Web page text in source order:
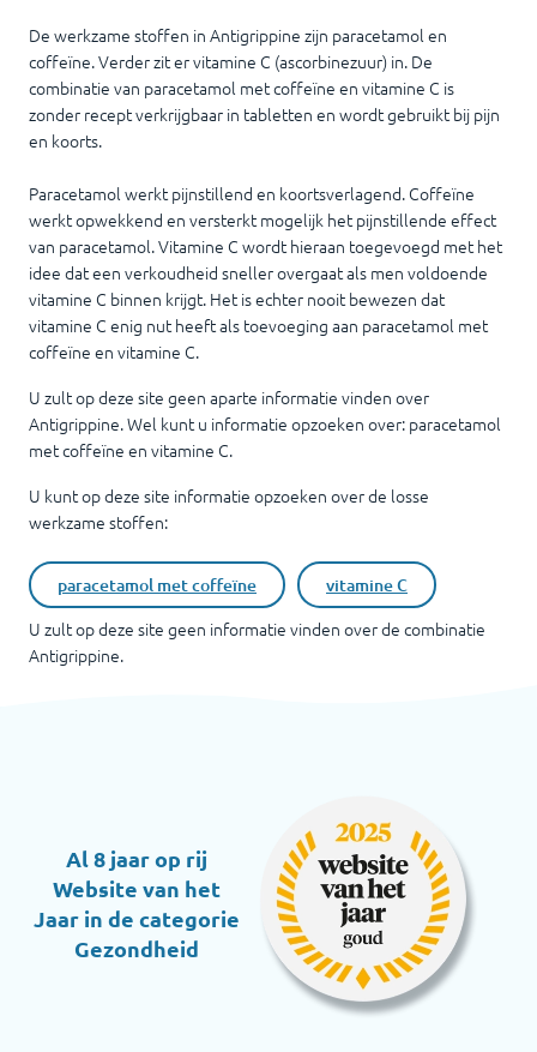
De werkzame stoffen in Antigrippine zijn paracetamol en
coffeïne. Verder zit er vitamine C (ascorbinezuur) in. De
combinatie van paracetamol met coffeïne en vitamine C is
zonder recept verkrijgbaar in tabletten en wordt gebruikt bij pijn
en koorts.
Paracetamol werkt pijnstillend en koortsverlagend. Coffeïne
werkt opwekkend en versterkt mogelijk het pijnstillende effect
van paracetamol. Vitamine C wordt hieraan toegevoegd met het
idee dat een verkoudheid sneller overgaat als men voldoende
vitamine C binnen krijgt. Het is echter nooit bewezen dat
vitamine C enig nut heeft als toevoeging aan paracetamol met
coffeïne en vitamine C.
U zult op deze site geen aparte informatie vinden over
Antigrippine. Wel kunt u informatie opzoeken over: paracetamol
met coffeïne en vitamine C.
U kunt op deze site informatie opzoeken over de losse
werkzame stoffen:
paracetamol met coffeïne vitamine C
U zult op deze site geen informatie vinden over de combinatie
Antigrippine.
Al 8 jaar op rij
Website van het
Jaar in de categorie
Gezondheid